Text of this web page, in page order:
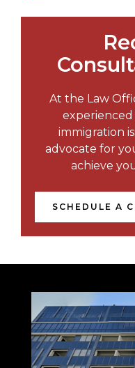
At the Law
immigration
advocate for
achieve
SCHEDULE A